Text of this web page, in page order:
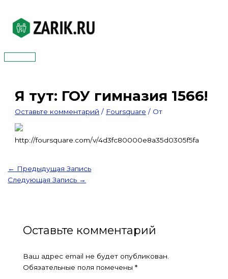
содержимому
Главное
Я тут: ГОУ гимназия 1566!
Оставьте комментарий / Foursquare / От
http://foursquare.com/v/4d3fc80000e8a35d0305f5fa
← Предыдущая Запись
Следующая Запись →
Оставьте комментарий
Ваш адрес email не будет опубликован.
Обязательные поля помечены *